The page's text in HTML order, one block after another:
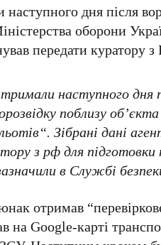
наступного дня після
оборони
передати куратору
наступного дня
поблизу
Зібрані дані
з рф для
в Службі
отримав
наGoogle-карті